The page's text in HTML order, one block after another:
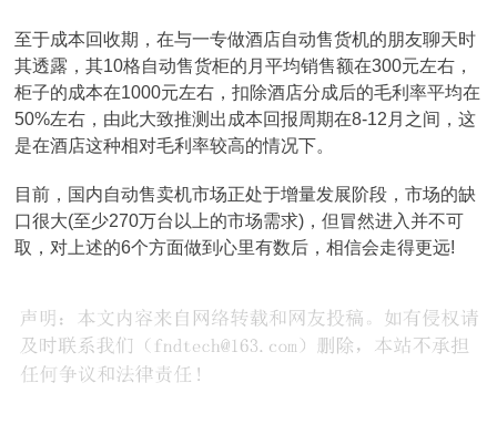
至于成本回收期，在与一专做酒店自动售货机的朋友聊天时
其透露，其10格自动售货柜的月平均销售额在300元左右，
柜子的成本在1000元左右，扣除酒店分成后的毛利率平均在
50%左右，由此大致推测出成本回报周期在8-12月之间，这
是在酒店这种相对毛利率较高的情况下。
目前，国内自动售卖机市场正处于增量发展阶段，市场的缺
口很大(至少270万台以上的市场需求)，但冒然进入并不可
取，对上述的6个方面做到心里有数后，相信会走得更远!